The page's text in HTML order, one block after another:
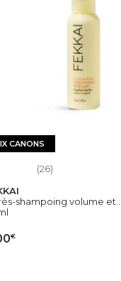
CANONS
(26)
shampoing volume et...
€